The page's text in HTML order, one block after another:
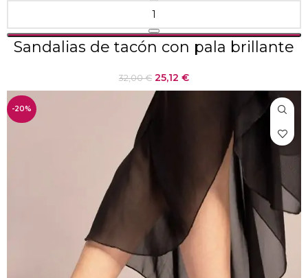
Sandalias de tacón con pala brillante
32,00€ 25,12 €
-20%